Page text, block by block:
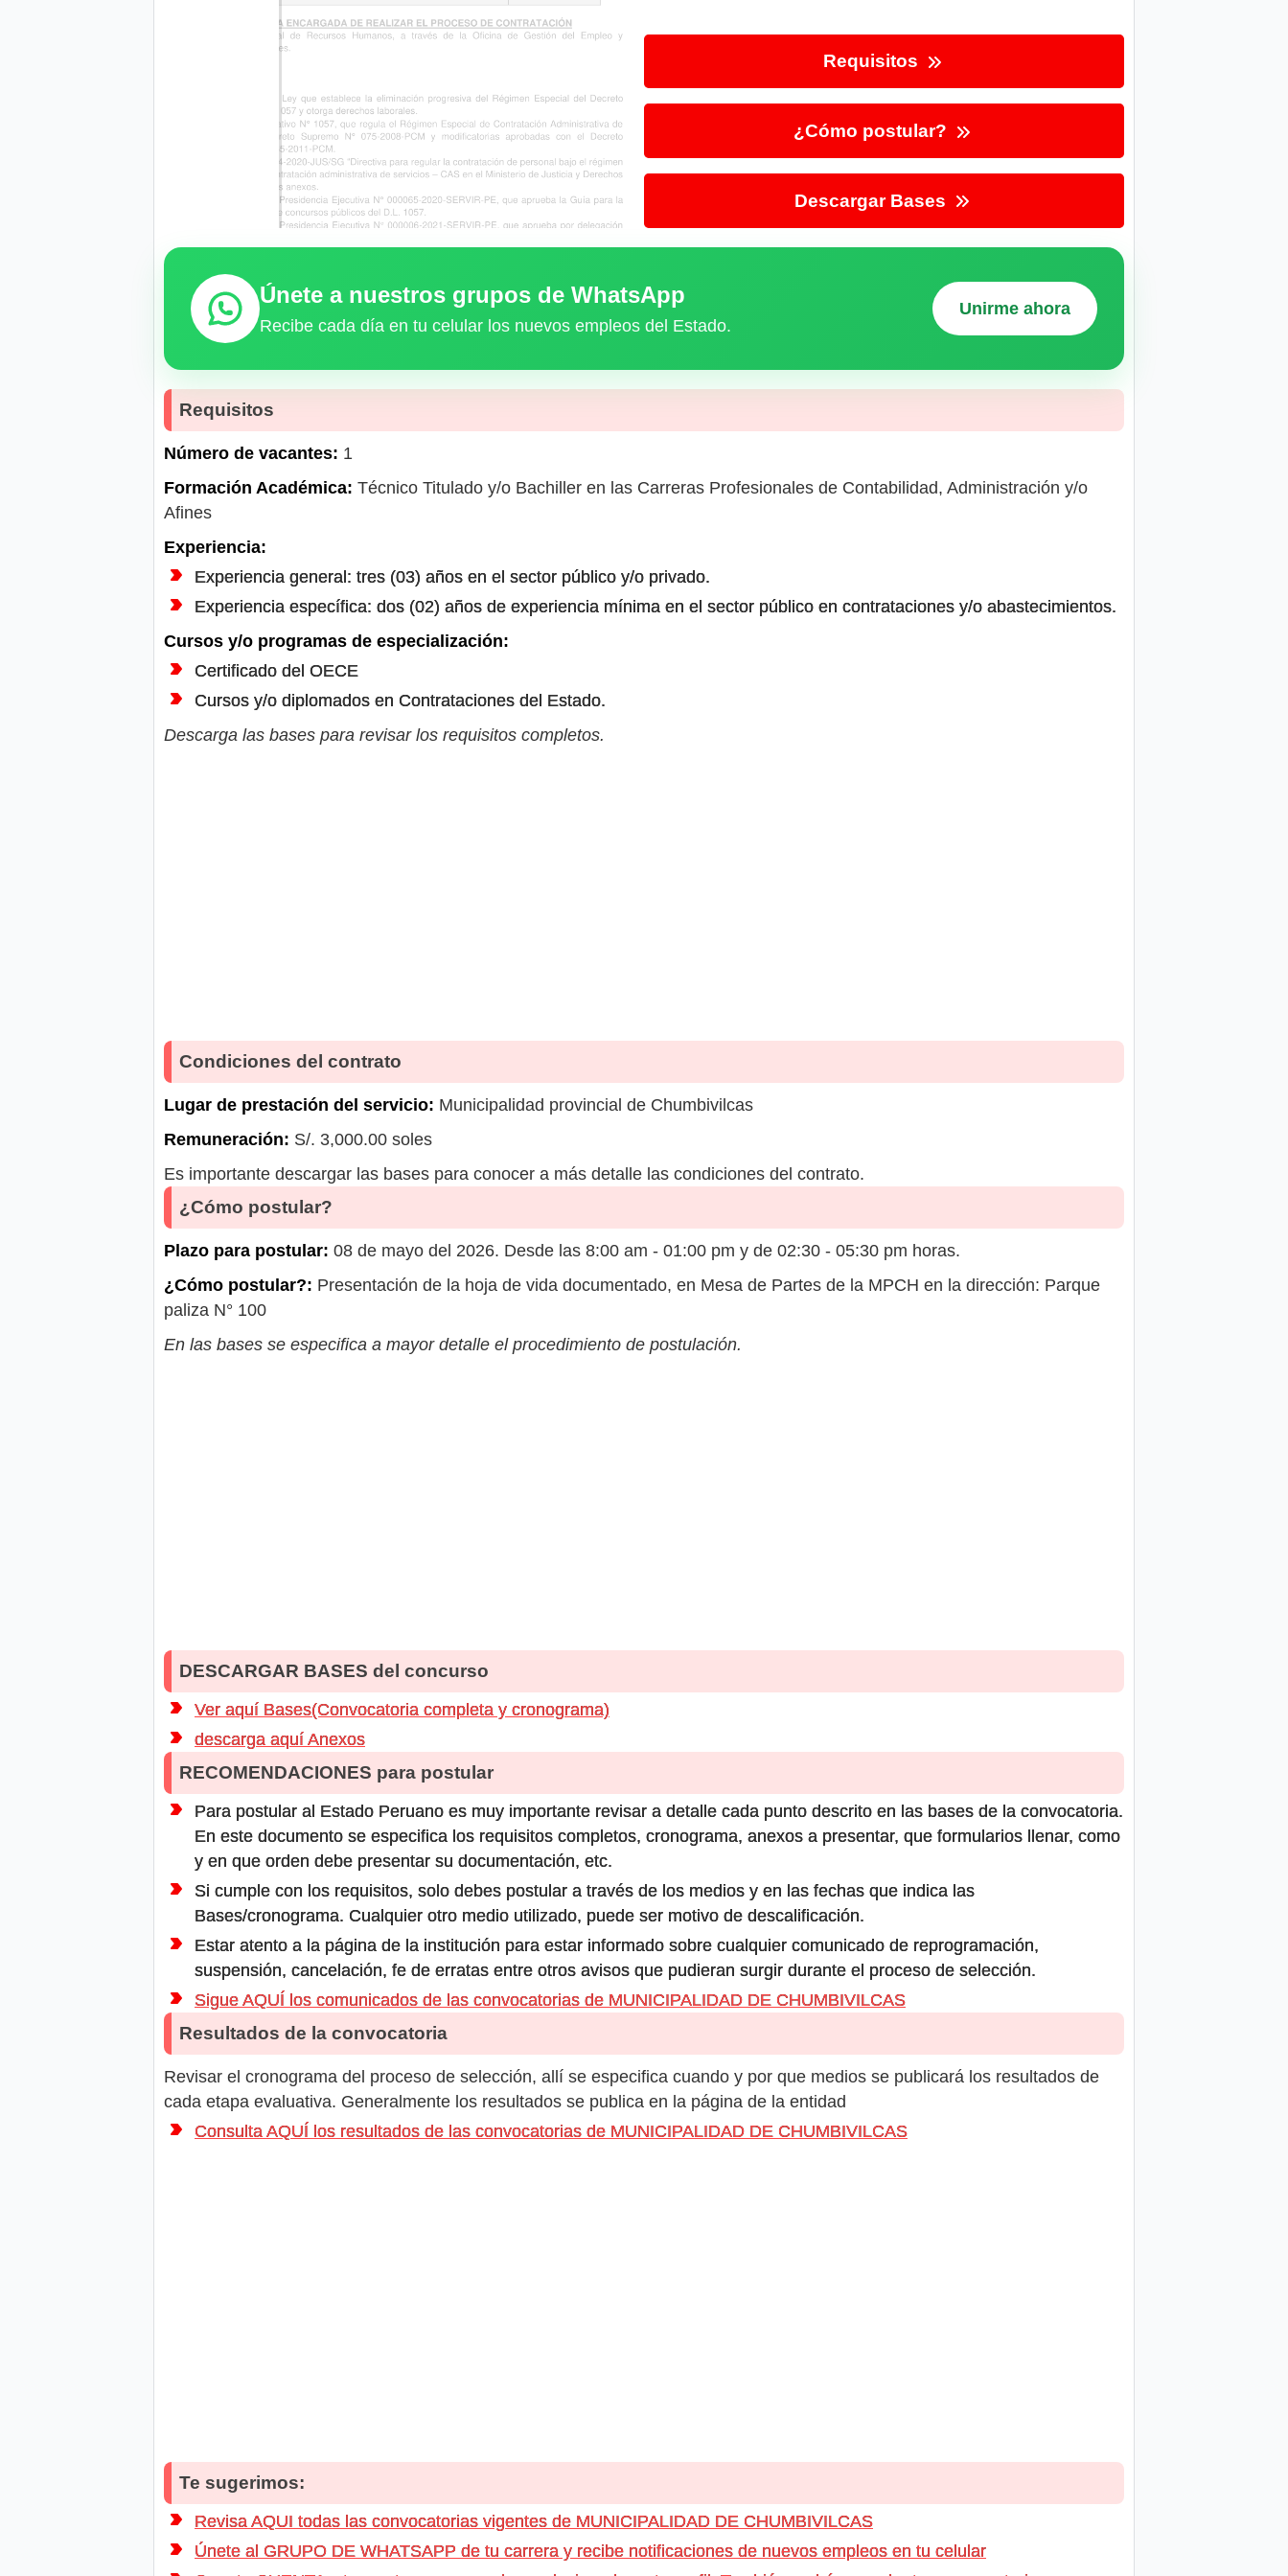
Requisitos
¿Cómo postular?
Descargar Bases
Únete a nuestros grupos de WhatsApp
Recibe cada día en tu celular los nuevos empleos del Estado.
Unirme ahora
Requisitos
Número de vacantes: 1
Formación Académica: Técnico Titulado y/o Bachiller en las Carreras Profesionales de Contabilidad, Administración y/o
Afines
Experiencia:
Experiencia general: tres (03) años en el sector público y/o privado.
Experiencia específica: dos (02) años de experiencia mínima en el sector público en contrataciones y/o abastecimientos.
Cursos y/o programas de especialización:
Certificado del OECE
Cursos y/o diplomados en Contrataciones del Estado.
Descarga las bases para revisar los requisitos completos.
Condiciones del contrato
Lugar de prestación del servicio: Municipalidad provincial de Chumbivilcas
Remuneración: S/. 3,000.00 soles
Es importante descargar las bases para conocer a más detalle las condiciones del contrato.
¿Cómo postular?
Plazo para postular: 08 de mayo del 2026. Desde las 8:00 am - 01:00 pm y de 02:30 - 05:30 pm horas.
¿Cómo postular?: Presentación de la hoja de vida documentado, en Mesa de Partes de la MPCH en la dirección: Parque
paliza N° 100
En las bases se especifica a mayor detalle el procedimiento de postulación.
DESCARGAR BASES del concurso
Ver aquí Bases(Convocatoria completa y cronograma)
descarga aquí Anexos
RECOMENDACIONES para postular
Para postular al Estado Peruano es muy importante revisar a detalle cada punto descrito en las bases de la convocatoria.
En este documento se especifica los requisitos completos, cronograma, anexos a presentar, que formularios llenar, como
y en que orden debe presentar su documentación, etc.
Si cumple con los requisitos, solo debes postular a través de los medios y en las fechas que indica las
Bases/cronograma. Cualquier otro medio utilizado, puede ser motivo de descalificación.
Estar atento a la página de la institución para estar informado sobre cualquier comunicado de reprogramación,
suspensión, cancelación, fe de erratas entre otros avisos que pudieran surgir durante el proceso de selección.
Sigue AQUÍ los comunicados de las convocatorias de MUNICIPALIDAD DE CHUMBIVILCAS
Resultados de la convocatoria
Revisar el cronograma del proceso de selección, allí se especifica cuando y por que medios se publicará los resultados de
cada etapa evaluativa. Generalmente los resultados se publica en la página de la entidad
Consulta AQUÍ los resultados de las convocatorias de MUNICIPALIDAD DE CHUMBIVILCAS
Te sugerimos:
Revisa AQUI todas las convocatorias vigentes de MUNICIPALIDAD DE CHUMBIVILCAS
Únete al GRUPO DE WHATSAPP de tu carrera y recibe notificaciones de nuevos empleos en tu celular